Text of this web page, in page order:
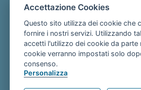
Accettazione Cookies
Questo sito utilizza dei cookie che
fornire i nostri servizi. Utilizzando
accetti l'utilizzo dei cookie da parte
cookie verranno impostati solo
consenso.
Personalizza